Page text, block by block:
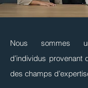
Nous sommes
d’individus provenant
des champs